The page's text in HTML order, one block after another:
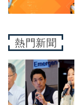
熱門新聞